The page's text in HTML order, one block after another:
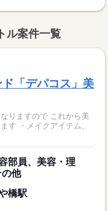
ル案件一覧
「デパコス」美
りますので これから美
す ・メイクアイテム、
部員、美容・理
他
橋駅